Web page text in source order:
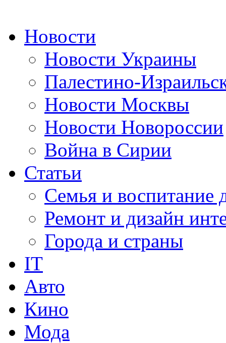
Новости
Новости Украины
Палестино-
Новости Москвы
Новости Новороссии
Война в Сирии
Статьи
Семья и воспитание
Ремонт и дизайн
Города и страны
IT
Авто
Кино
Мода